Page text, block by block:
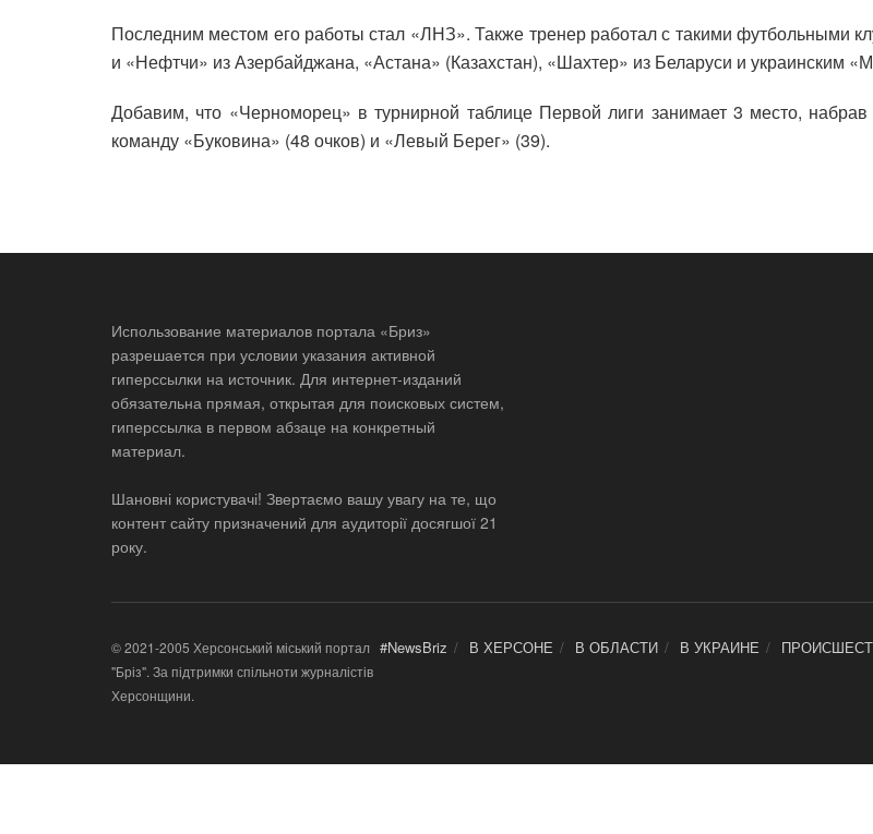
Последним местом его работы стал «ЛНЗ». Также тренер работал с такими футбольными
и «Нефтчи» из Азербайджана, «Астана» (Казахстан), «Шахтер» из Беларуси и украинским
Добавим, что «Черноморец» в турнирной таблице Первой лиги занимает 3 место,
команду «Буковина» (48 очков) и «Левый Берег» (39).
Использование материалов портала «Бриз»
разрешается при условии указания активной
гиперссылки на источник. Для интернет-изданий
обязательна прямая, открытая для поисковых систем,
гиперссылка в первом абзаце на конкретный
материал.
Шановні користувачі! Звертаємо вашу увагу на те, що
контент сайту призначений для аудиторії досягшої 21
року.
#NewsBriz В ХЕРСОНЕ В ОБЛАСТИ В УКРАИНЕ
© 2021-2005 Херсонський міський портал
"Бріз". За підтримки спільноти журналістів
Херсонщини.